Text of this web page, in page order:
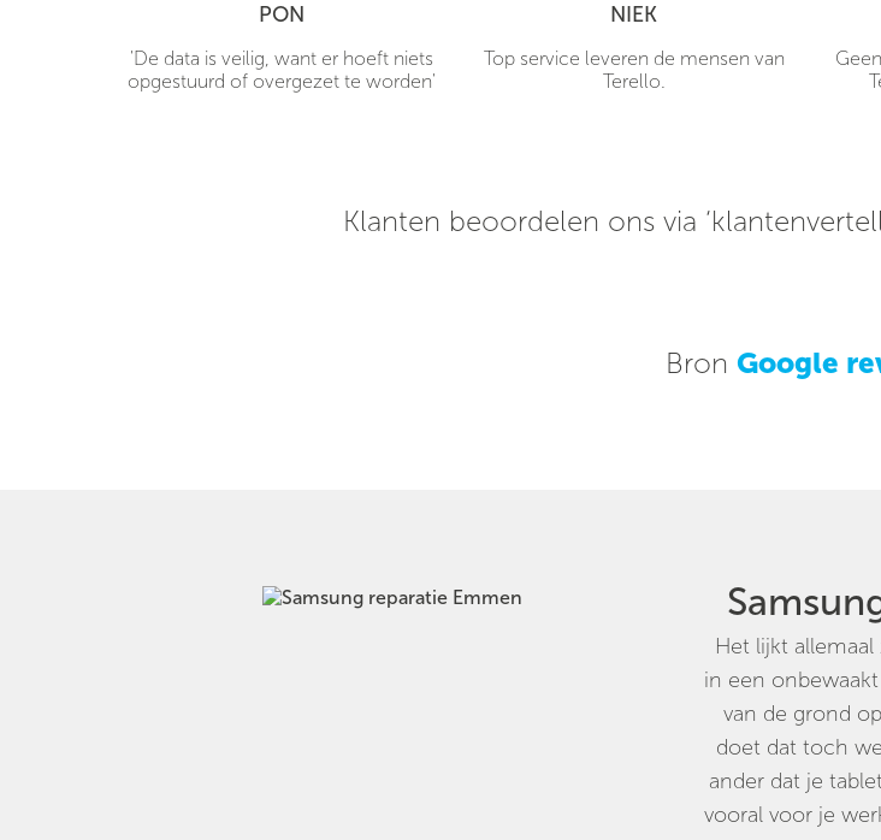
PON
'De data is veilig, want er hoeft niets
opgestuurd of overgezet te worden'
NIEK
Top service leveren de mensen van
Terello.
Klanten beoordelen ons via
Bron Google
Het lijkt
in een
van de grond
doet dat toch
ander dat je
vooral voor je